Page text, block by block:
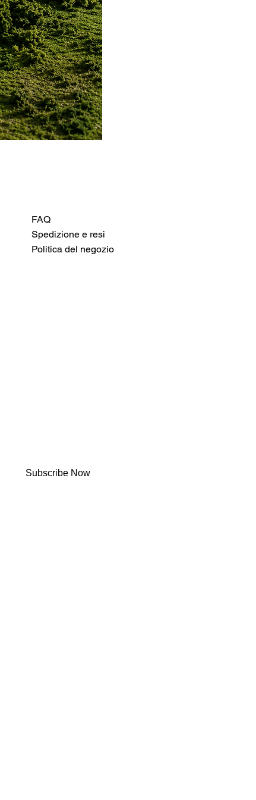
FAQ
Spedizione e resi
Politica del negozio
Subscribe Now